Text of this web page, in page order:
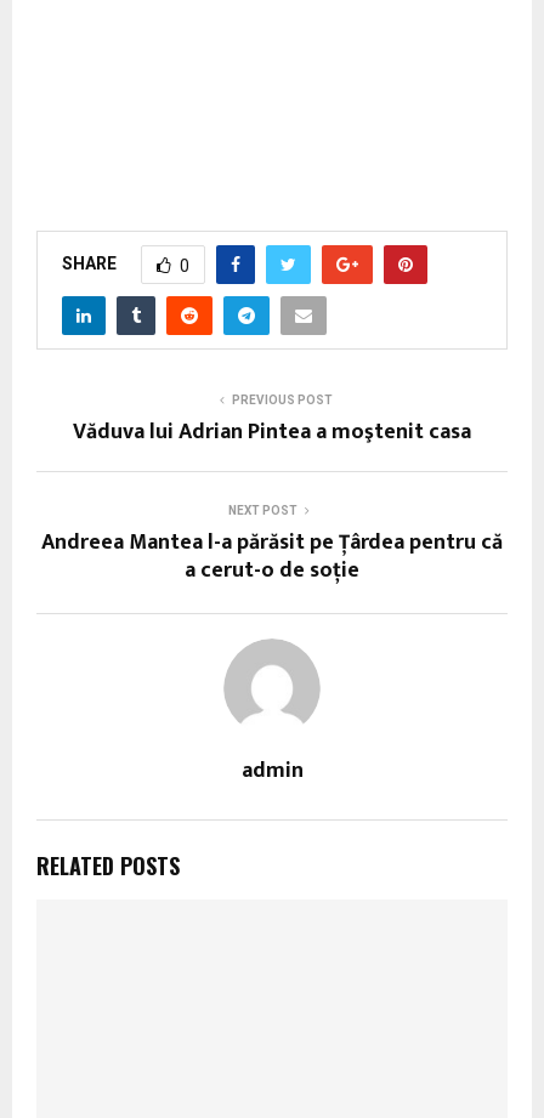
SHARE 0
PREVIOUS POST
Văduva lui Adrian Pintea a moştenit casa
NEXT POST
Andreea Mantea l-a părăsit pe Ţârdea pentru că
a cerut-o de soţie
admin
RELATED POSTS